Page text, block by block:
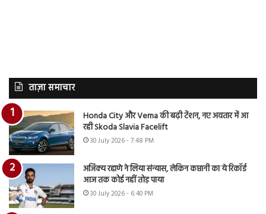
ताज़ा समाचार
Honda City और Verna की बढ़ी टेंशन, नए अवतार में आ
रही Skoda Slavia Facelift
30 July 2026 - 7:48 PM
अजिंक्य रहाणे ने लिया संन्यास, लेकिन कप्तानी का ये रिकॉर्ड
आज तक कोई नहीं तोड़ पाया
30 July 2026 - 6:40 PM